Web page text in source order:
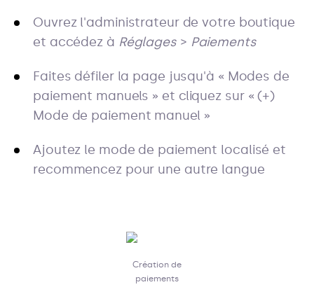
Ouvrez l'administrateur de votre boutique
et accédez à Réglages> Paiements
Faites défiler la page jusqu'à « Modes de
paiement manuels » et cliquez sur « (+)
Mode de paiement manuel »
Ajoutez le mode de paiement localisé et
recommencez pour une autre langue
Création de
paiements